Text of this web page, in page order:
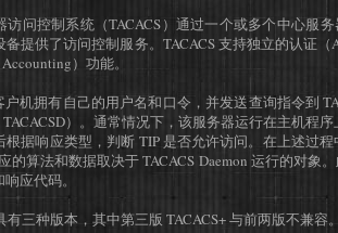
问控制系统（TACACS）通过一个或多个中心服务
提供了访问控制服务。TACACS 支持独立的认证
）功能。
机拥有自己的用户名和口令，并发送查询指令到
TACACSD）。通常情况下，该服务器运行在主机程
据响应类型，判断 TIP 是否允许访问。在上述过
的算法和数据取决于 TACACS Daemon 运行的对象
应代码。
三种版本，其中第三版 TACACS+ 与前两版不兼容